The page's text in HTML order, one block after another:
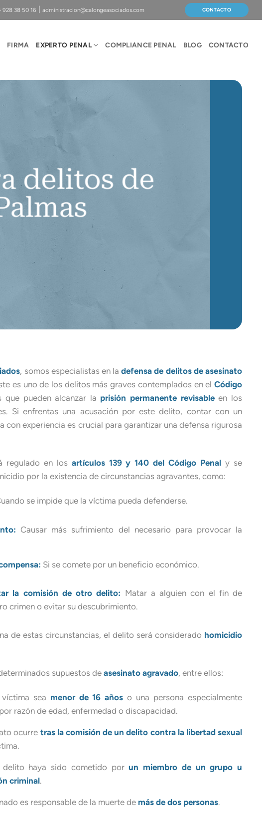
928 38 50 16 |administracion@calongeasociados.com CONTACTO
FIRMA EXPERTO PENAL COMPLIANCE PENAL BLOG CONTACTO
delitos de
, somos especialistas en ladefensa de delitos de asesinato
es uno de los delitos más graves contemplados en elCódigo
que pueden alcanzar la prisión permanente revisableen los
Si enfrentas una acusación por este delito, contar con un
con experiencia es crucial para garantizar una defensa rigurosa
regulado en los artículos 139 y 140 del Código Penal y se
por la existencia de circunstancias agravantes, como:
se impide que la víctima pueda defenderse.
Causar más sufrimiento del necesario para provocar la
Si se comete por un beneficio económico.
la comisión de otro delito: Matar a alguien con el fin de
crimen o evitar su descubrimiento.
de estas circunstancias, el delito será considerado homicidio
supuestos de asesinato agravado, entre ellos:
sea menor de 16 años o una persona especialmente
razón de edad, enfermedad o discapacidad.
ocurre tras la comisión de un delito contra la libertad sexual
delito haya sido cometido porun miembro de un grupo u
criminal.
es responsable de la muerte de más de dos personas.